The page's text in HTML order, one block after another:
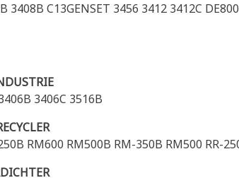
3408B C13GENSET 3456 3412 3412C
3406C 3516B
RM600 RM500B RM-350B RM500 RR-